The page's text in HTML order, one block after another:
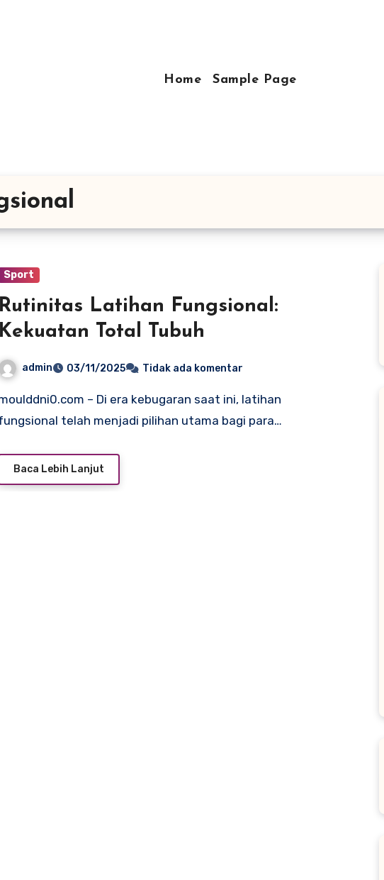
Home Sample Page
Sport
Rutinitas Latihan Fungsional:
Kekuatan Total Tubuh
admin 03/11/2025 Tidak ada komentar
era kebugaran saat ini, latihan
telah menjadi pilihan utama bagi para…
Baca Lebih Lanjut